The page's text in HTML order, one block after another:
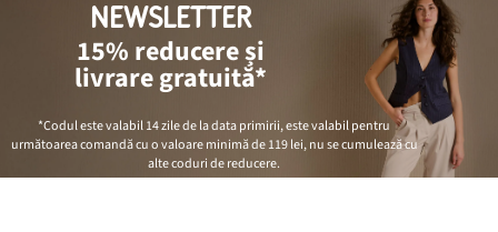
NEWSLETTER
15% reducere și
livrare gratuită*
*Codul este valabil 14 zile de la data primirii, este valabil pentru
următoarea comandă cu o valoare minimă de119 lei, nu se cumulează cu
alte coduri de reducere.